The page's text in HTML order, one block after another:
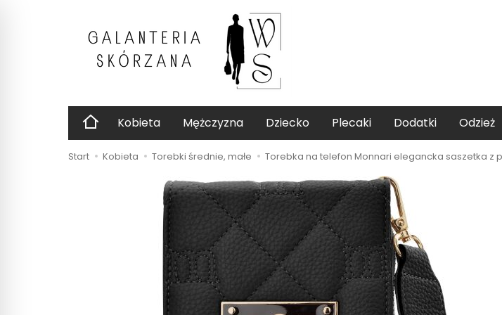
Kobieta Mężczyzna Dziecko Plecaki Dodatki Odzież
Start Kobieta Torebki średnie, małe Torebka na telefon Monnari elegancka saszetka z